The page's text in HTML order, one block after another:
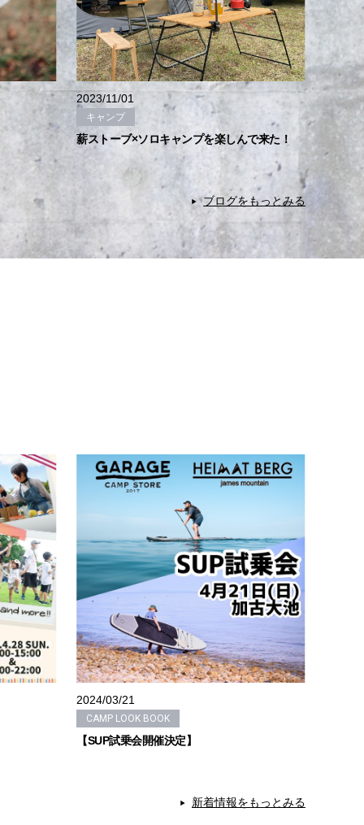
2023/11/01
キャンプ
薪ストーブ×ソロキャンプを楽しんで来た！
ブログをもっとみる
2024/03/21
CAMP LOOK BOOK
【SUP試乗会開催決定】
新着情報をもっとみる